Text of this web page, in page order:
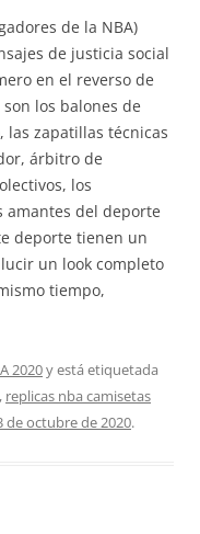
de la NBA)
de justicia social
en el reverso de
los balones de
las zapatillas técnicas
árbitro de
los
amantes del deporte
deporte tienen un
un look completo
tiempo,
2020y está etiquetada
, replicas nba camisetas
de octubre de 2020.